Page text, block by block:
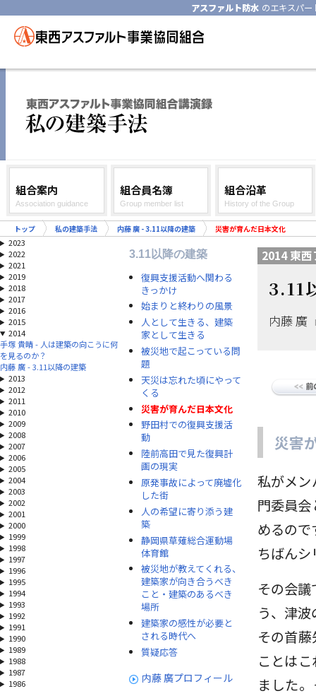
アスファルト防水 のエキスパ
組合案内
Association guidance
組合員名簿
Group member list
組合沿革
History of the Group
トップ 私の建築手法 内藤 廣 - 3.11以降の建築 災害が育んだ日本文化
2023
2022
2021
2019
2018
2017
2016
2015
2014
手塚 貴晴 - 人は建築の向こうに何
を見るのか？
内藤 廣 - 3.11以降の建築
2013
2012
2011
2010
2009
2008
2007
2006
2005
2004
2003
2002
2001
2000
1999
1998
1997
1996
1995
1994
1993
1992
1991
1990
1989
1988
1987
1986
3.11以降の建築
復興支援活動へ関わる
きっかけ
始まりと終わりの風景
人として生きる、建築
家として生きる
被災地で起こっている問
題
天災は忘れた頃にやって
くる
災害が育んだ日本文化
野田村での復興支援活
動
陸前高田で見た復興計
画の現実
原発事故によって廃墟化
した街
人の希望に寄り添う建
築
静岡県草薙総合運動場
体育館
被災地が教えてくれる、
建築家が向き合うべき
こと・建築のあるべき
場所
建築家の感性が必要と
される時代へ
質疑応答
内藤 廣プロフィール
2014 東
3.11
内藤 廣
災害
私がメン
門委員
めるの
ちばん
その会
う、津
その首
ことは
ました